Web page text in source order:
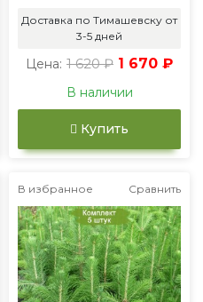
Доставка по Тимашевску от
3-5 дней
Цена: 1 620 ₽ 1 670 ₽
В наличии
Купить
В избранное Сравнить